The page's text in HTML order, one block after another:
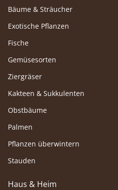
Bäume & Sträucher
Exotische Pflanzen
Fische
Gemüsesorten
Ziergräser
Kakteen & Sukkulenten
Obstbäume
Palmen
Pflanzen überwintern
Stauden
Haus & Heim